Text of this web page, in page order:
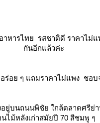
าหารไทย รสชาติดี ราคาไม่แ
กันอีกแล้วค่ะ
ร่อย ๆ แถมราคาไม่แพง ชอบ
ยู่บนถนนพิชัย ใกล้ตลาดศรีย่
ไม้หลังเก่าสมัยปี 70 สีชมพู ๆ